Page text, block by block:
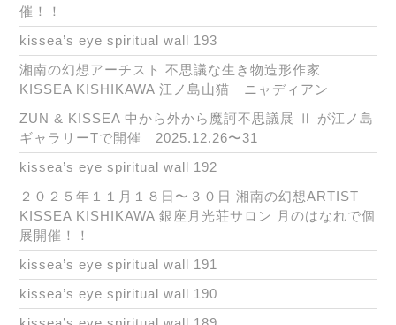
催！！
kissea’s eye spiritual wall 193
湘南の幻想アーチスト 不思議な生き物造形作家
KISSEA KISHIKAWA 江ノ島山猫 ニャディアン
ZUN & KISSEA 中から外から魔訶不思議展 Ⅱ が江ノ島
ギャラリーTで開催 2025.12.26〜31
kissea’s eye spiritual wall 192
２０２５年１１月１８日〜３０日 湘南の幻想ARTIST
KISSEA KISHIKAWA 銀座月光荘サロン 月のはなれで個
展開催！！
kissea’s eye spiritual wall 191
kissea’s eye spiritual wall 190